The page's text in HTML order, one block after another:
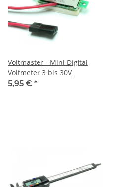
Voltmaster - Mini Digital
Voltmeter 3 bis 30V
5,95 € *